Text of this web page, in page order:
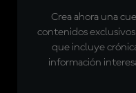
Crea ahora una
contenidos
que incluye
información